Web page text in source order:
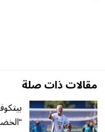
مقالات ذات صلة